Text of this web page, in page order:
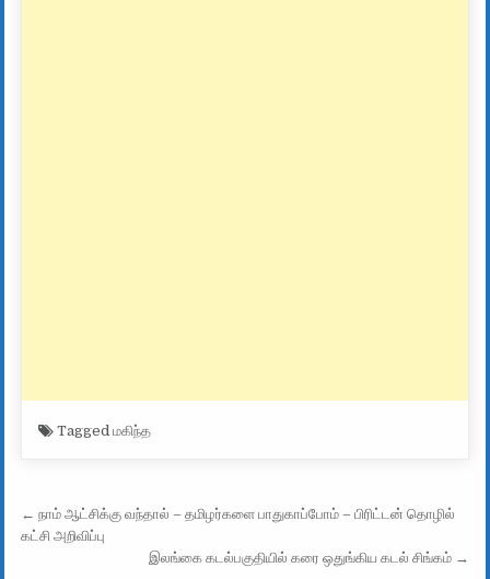
Taggedமகிந்த
Post navigation
← நாம் ஆட்சிக்கு வந்தால் – தமிழர்களை பாதுகாப்போம் – பிரிட்டன் தொழில்
கட்சி அறிவிப்பு
இலங்கை கடல்பகுதியில் கரை ஒதுங்கிய கடல் சிங்கம் →